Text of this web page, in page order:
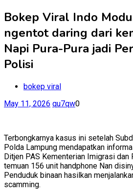
Bokep Viral Indo
ngentot daring dari
Napi Pura-Pura jadi
Polisi
bokep viral
May 11, 2026 qu7qw0
Terbongkarnya kasus ini setelah
Polda Lampung mendapatkan
Ditjen PAS Kementerian Imigrasi dan
temuan 156 unit handphone Nan
Penduduk binaan hasilkan
scamming.